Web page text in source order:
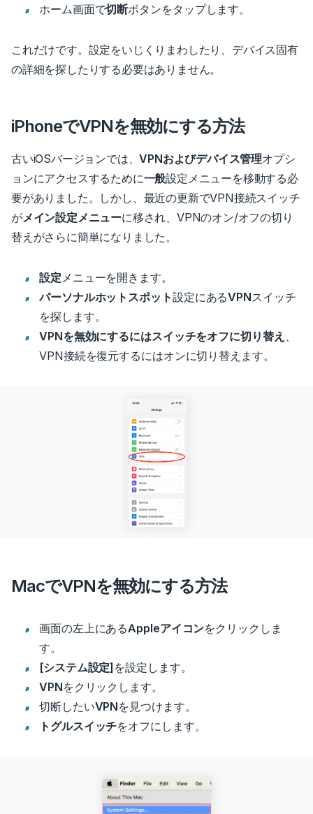
ホーム画面で切断ボタンをタップします。
これだけです。設定をいじくりまわしたり、デバイス固有
の詳細を探したりする必要はありません。
iPhoneでVPNを無効にする方法
古いiOSバージョンでは、VPNおよびデバイス管理オプシ
ョンにアクセスするために一般設定メニューを移動する必
要がありました。
しかし、最近の更新でVPN接続スイッチ
がメイン設定メニューに移され、VPNのオン/オフの切り
替えがさらに簡単になりました。
設定 メニューを開きます。
パーソナルホットスポット設定にあるVPNスイッチ
を探します。
VPNを無効にするにはスイッチをオフに切り替え
VPN接続を復元するにはオンに切り替えます。
MacでVPNを無効にする方法
画面の左上にあるAppleアイコンをクリックしま
す。
[システム設定] を設定します。
VPNをクリックします。
切断したいVPNを見つけます。
トグルスイッチをオフにします。